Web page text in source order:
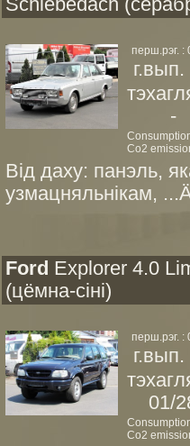
Schiebedach
перш.рэг. :
-
Co2
Від даху: панэль,
узмацняльнікам,
Ford Explorer 4.0
(цёмна-сіні)
перш.рэг. :
01/
Co2